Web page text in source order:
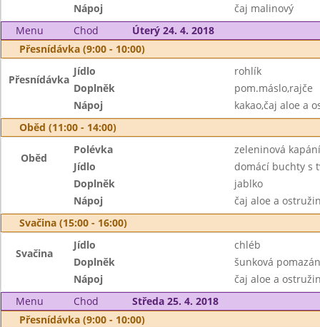
Nápoj
čaj malinový
Menu
Chod
Úterý 24. 4. 2018
Přesnídávka (9:00 - 10:00)
Přesnídávka
Jídlo
rohlík
Doplněk
pom.máslo,rajče
Nápoj
kakao,čaj aloe a
Oběd (11:00 - 14:00)
Oběd
Polévka
zeleninová
Jídlo
domácí buchty s
Doplněk
jablko
Nápoj
čaj aloe a
Svačina (15:00 - 16:00)
Svačina
Jídlo
chléb
Doplněk
šunková
Nápoj
čaj aloe a
Menu
Chod
Středa 25. 4. 2018
Přesnídávka (9:00 - 10:00)